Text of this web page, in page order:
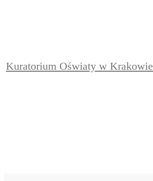
Kuratorium Oświaty w Krakowie